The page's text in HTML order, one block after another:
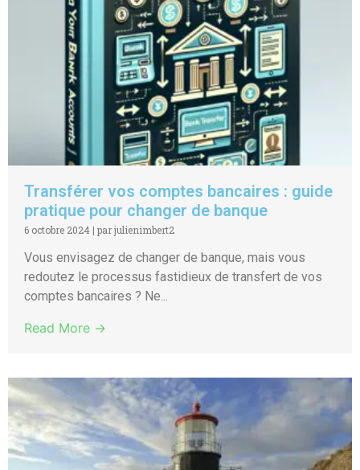
Transférer vos comptes bancaires : guide
pratique pour changer de banque
6 octobre 2024 | par julienimbert2
Vous envisagez de changer de banque, mais vous
redoutez le processus fastidieux de transfert de vos
comptes bancaires ? Ne...
Read More →